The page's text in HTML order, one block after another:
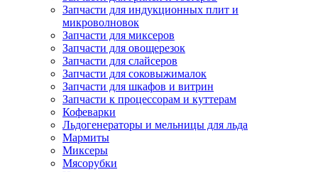
Запчасти для индукционных плит и
микроволновок
Запчасти для миксеров
Запчасти для овощерезок
Запчасти для слайсеров
Запчасти для соковыжималок
Запчасти для шкафов и витрин
Запчасти к процессорам и куттерам
Кофеварки
Льдогенераторы и мельницы для льда
Мармиты
Миксеры
Мясорубки